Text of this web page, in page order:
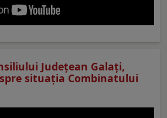
Judeţean Galaţi,
situaţia Combinatului